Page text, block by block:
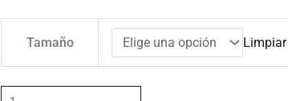
Tamaño Limpiar